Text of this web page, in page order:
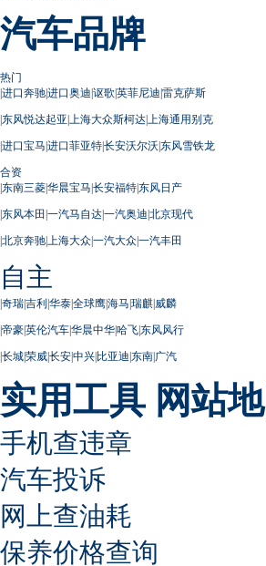
汽车品牌
热门
|进口奔驰|进口奥迪|讴歌|英菲尼迪|雷克萨斯
|东风悦达起亚| 上海大众斯柯达| 上海通用别克
|进口宝马|进口菲亚特|长安沃尔沃|东风雪铁龙
合资
|东南三菱|华晨宝马|长安福特|东风日产
|东风本田 |一汽马自达|一汽奥迪|北京现代
|北京奔驰| 上海大众|一汽大众|一汽丰田
自主
|奇瑞|吉利|华泰|全球鹰|海马|瑞麒|威麟
|帝豪|英伦汽车|华晨中华|哈飞|东风风行
|长城|荣威|长安|中兴|比亚迪|东南|广汽
实用工具 网站
手机查违章
汽车投诉
网上查油耗
保养价格查询